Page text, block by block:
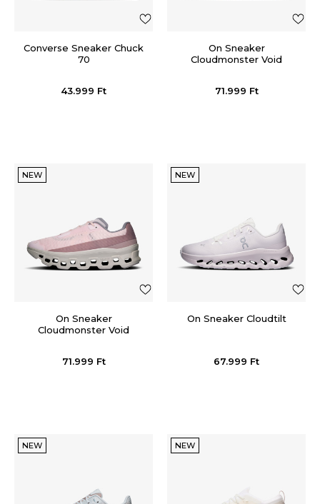
Converse Sneaker Chuck
70
43.999 Ft
On Sneaker
Cloudmonster Void
71.999 Ft
NEW
On Sneaker
Cloudmonster Void
71.999 Ft
NEW
On Sneaker Cloudtilt
67.999 Ft
NEW NEW